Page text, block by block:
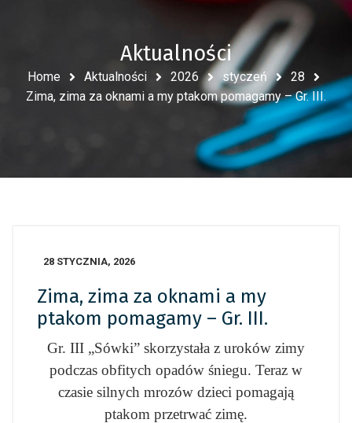
Aktualności
Home Aktualności 2026 styczeń
28
Zima, zima za oknami a my ptakom pomagamy – Gr. III.
28 STYCZNIA, 2026
Zima, zima za oknami a my
ptakom pomagamy – Gr. III.
Gr. III „Sówki” skorzystała z uroków zimy
podczas obfitych opadów śniegu. Teraz w
czasie silnych mrozów dzieci pomagają
ptakom przetrwać zimę.